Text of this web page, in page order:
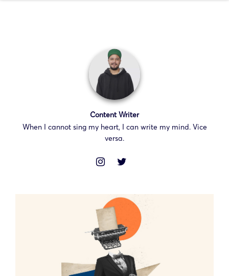
Content Writer
When I cannot sing my heart, I can write my mind. Vice
versa.